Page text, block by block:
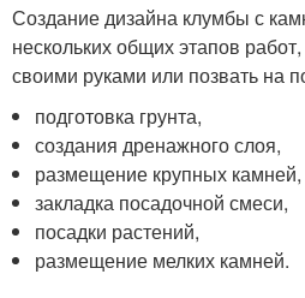
Создание дизайна клумбы с
нескольких общих этапов
своими руками или позвать на
подготовка грунта,
создания дренажного слоя,
размещение крупных камней,
закладка посадочной смеси,
посадки растений,
размещение мелких камней.